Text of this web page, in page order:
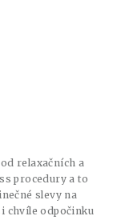
relaxačních a
procedury a to
slevy na
chvíle odpočinku